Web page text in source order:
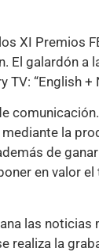
XI Premios
galardón a
“English +
la
de
en valor
las
realiza la